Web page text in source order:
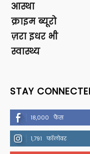
आस्था
क्राइम ब्यूरो
ज़रा इधर भी
स्वास्थ्य
STAY
18,000 फैंस
1,791 फॉलोवर